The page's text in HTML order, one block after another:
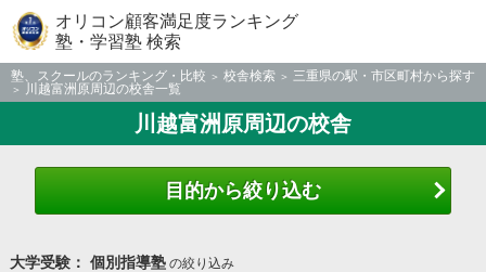
オリコン顧客満足度ランキング
塾・学習塾 検索
塾、スクールのランキング・比較 校舎検索
三重県の駅・市区町村から探す
川越富洲原周辺の校舎一覧
川越富洲原周辺の校舎
目的から絞り込む
大学受験： 個別指導塾の絞り込み